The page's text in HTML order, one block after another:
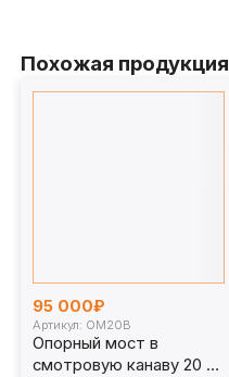
Похожая продукция
95 000₽
Артикул: ОМ20В
Опорный мост в
смотровую канаву 20 т.